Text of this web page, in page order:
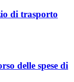
di trasporto
delle spese di